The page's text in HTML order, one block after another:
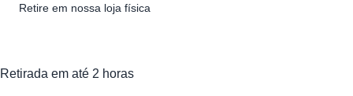
Retire em nossa loja física
Retirada em até 2 horas